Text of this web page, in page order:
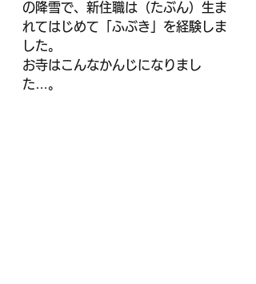
の降雪で、新住職は（たぶん）生ま
れてはじめて「ふぶき」を経験しま
した。
お寺はこんなかんじになりまし
た…。